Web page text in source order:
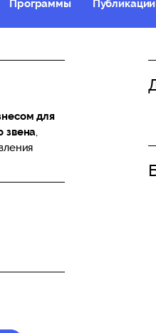
Программы Публикации
для
звена,